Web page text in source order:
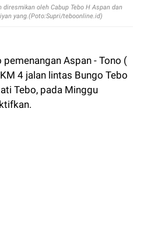
oleh Cabup Tebo H Aspan dan
yang.(Poto:Supri/teboonline.id)
pemenangan Aspan - Tono (
4 jalan lintas Bungo Tebo
Tebo, pada Minggu